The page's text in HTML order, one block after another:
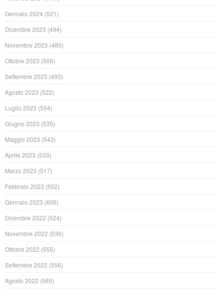
Gennaio 2024 (521)
Dicembre 2023 (494)
Novembre 2023 (485)
Ottobre 2023 (506)
Settembre 2023 (493)
Agosto 2023 (522)
Luglio 2023 (554)
Giugno 2023 (535)
Maggio 2023 (543)
Aprile 2023 (533)
Marzo 2023 (517)
Febbraio 2023 (502)
Gennaio 2023 (606)
Dicembre 2022 (524)
Novembre 2022 (536)
Ottobre 2022 (555)
Settembre 2022 (556)
Agosto 2022 (565)